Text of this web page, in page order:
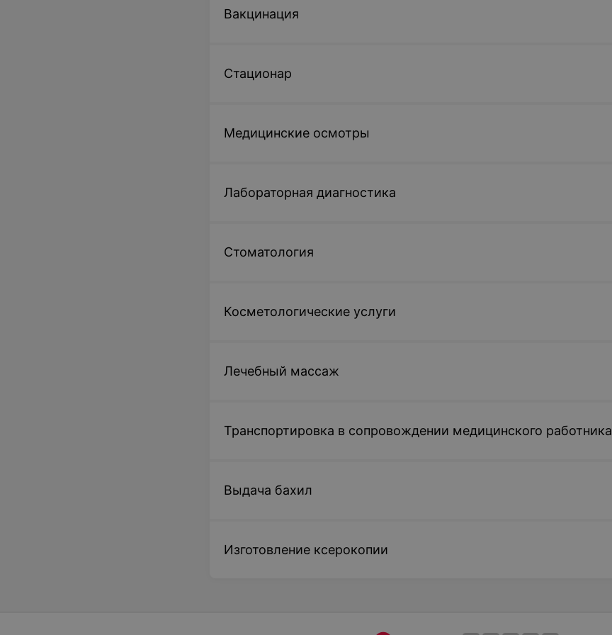
Вакцинация
Стационар
Медицинские осмотры
Лабораторная диагностика
Стоматология
Косметологические услуги
Лечебный массаж
Транспортировка в сопровождении медицинского работника
Выдача бахил
Изготовление ксерокопии